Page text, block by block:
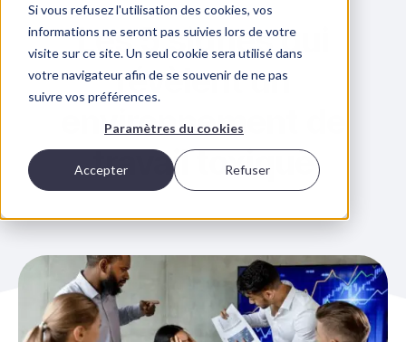
Si vous refusez l'utilisation des cookies, vos
informations ne seront pas suivies lors de votre
visite sur ce site. Un seul cookie sera utilisé dans
votre navigateur afin de se souvenir de ne pas
suivre vos préférences.
Paramètres du cookies
Accepter Refuser
Les 5 signes qui
révèlent un
environnement de
travail toxique